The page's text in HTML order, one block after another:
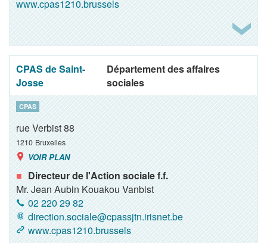
www.cpas1210.brussels
CPAS de Saint-
Josse
Département des affaires
sociales
CPAS
rue Verbist 88
1210 Bruxelles
VOIR PLAN
Directeur de l'Action sociale f.f.
Mr. Jean Aubin Kouakou Vanbist
02 220 29 82
direction.sociale@cpassjtn.irisnet.be
www.cpas1210.brussels